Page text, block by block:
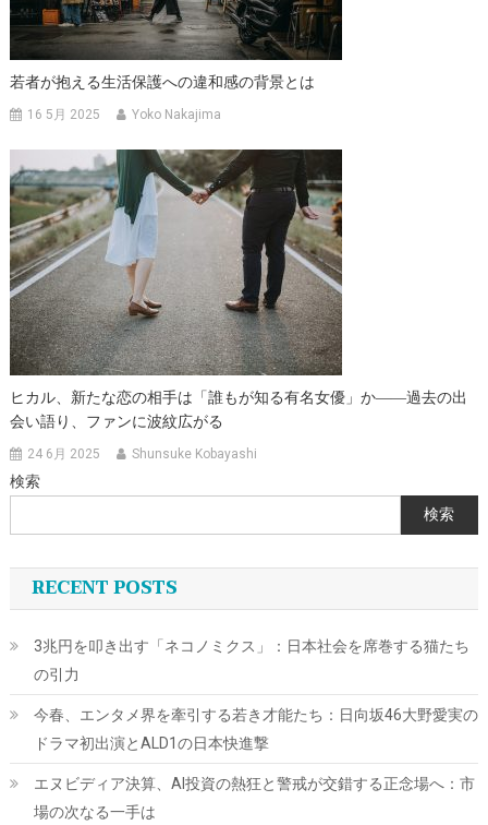
若者が抱える生活保護への違和感の背景とは
16 5月 2025 Yoko Nakajima
ヒカル、新たな恋の相手は「誰もが知る有名女優」か――過去の出
会い語り、ファンに波紋広がる
24 6月 2025 Shunsuke Kobayashi
検索
検索
RECENT POSTS
3兆円を叩き出す「ネコノミクス」：日本社会を席巻する猫たち
の引力
今春、エンタメ界を牽引する若き才能たち：日向坂46大野愛実の
ドラマ初出演とALD1の日本快進撃
エヌビディア決算、AI投資の熱狂と警戒が交錯する正念場へ：市
場の次なる一手は